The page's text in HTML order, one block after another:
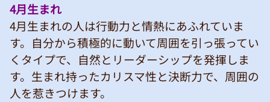
4月生まれ
4月生まれの人は行動力と情熱にあふれていま
す。自分から積極的に動いて周囲を引っ張ってい
くタイプで、自然とリーダーシップを発揮しま
す。生まれ持ったカリスマ性と決断力で、周囲の
人を惹きつけます。